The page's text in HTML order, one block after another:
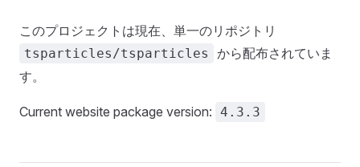
このプロジェクトは現在、単一のリポジトリ
tsparticles/tsparticles
から配布されていま
す。
Current website package version: 4.3.3